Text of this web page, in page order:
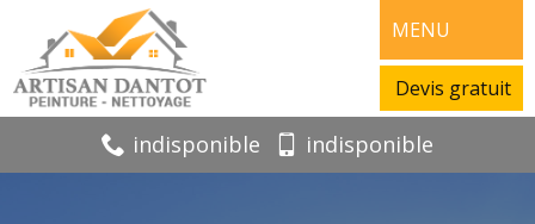
MENU
Devis gratuit
indisponible indisponible